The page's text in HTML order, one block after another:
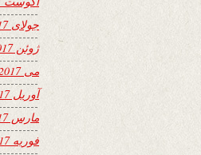
جولای 2017
ژوئن 2017
می 2017
آوریل 2017
مارس 2017
فوریه 2017